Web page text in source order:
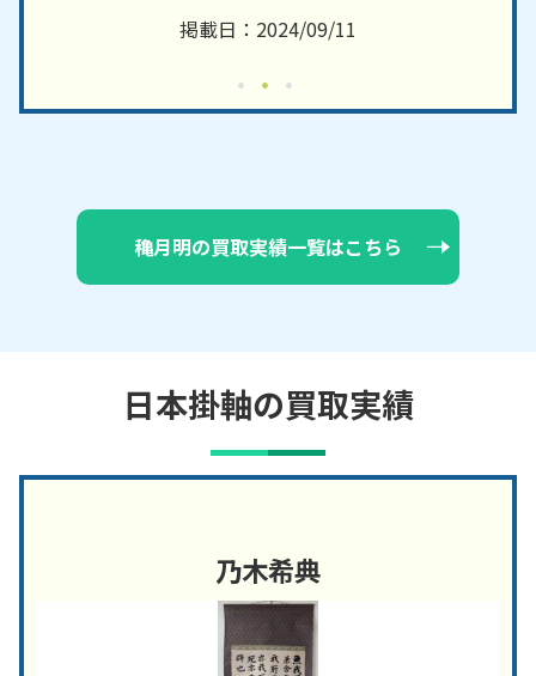
掲載日：2024/09/11
穐月明の買取実績一覧はこちら
日本掛軸の買取実績
乃木希典